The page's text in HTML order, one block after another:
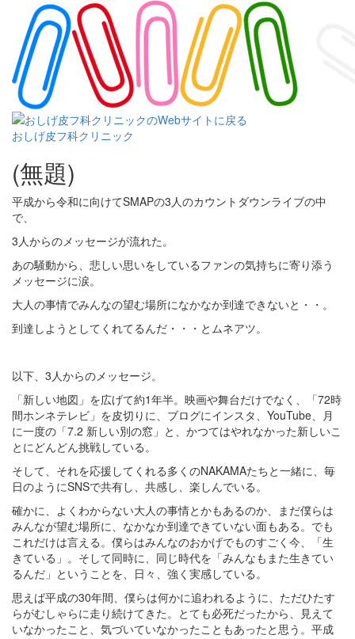
おしげ皮フ科クリニック
(無題)
平成から令和に向けてSMAPの3人のカウントダウンライブの中
で、
3人からのメッセージが流れた。
あの騒動から、悲しい思いをしているファンの気持ちに寄り添う
メッセージに涙。
大人の事情でみんなの望む場所になかなか到達できないと・・。
到達しようとしてくれてるんだ・・・とムネアツ。
以下、3人からのメッセージ。
「新しい地図」を広げて約1年半。映画や舞台だけでなく、「72時
間ホンネテレビ」を皮切りに、ブログにインスタ、YouTube、月
に一度の「7.2 新しい別の窓」と、かつてはやれなかった新しいこ
とにどんどん挑戦している。
そして、それを応援してくれる多くのNAKAMAたちと一緒に、毎
日のようにSNSで共有し、共感し、楽しんでいる。
確かに、よくわからない大人の事情とかもあるのか、まだ僕らは
みんなが望む場所に、なかなか到達できていない面もある。でも
これだけは言える。僕らはみんなのおかげでものすごく今、「生
きている」。そして同時に、同じ時代を「みんなもまた生きてい
るんだ」ということを、日々、強く実感している。
思えば平成の30年間、僕らは何かに追われるように、ただひたす
らがむしゃらに走り続けてきた。とても必死だったから、見えて
いなかったこと、気づいていなかったこともあったと思う。平成